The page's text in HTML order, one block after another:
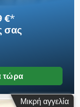
€*
σας
τώρα
Μικρή αγγελία